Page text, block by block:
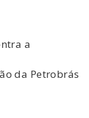
a
da Petrobrás